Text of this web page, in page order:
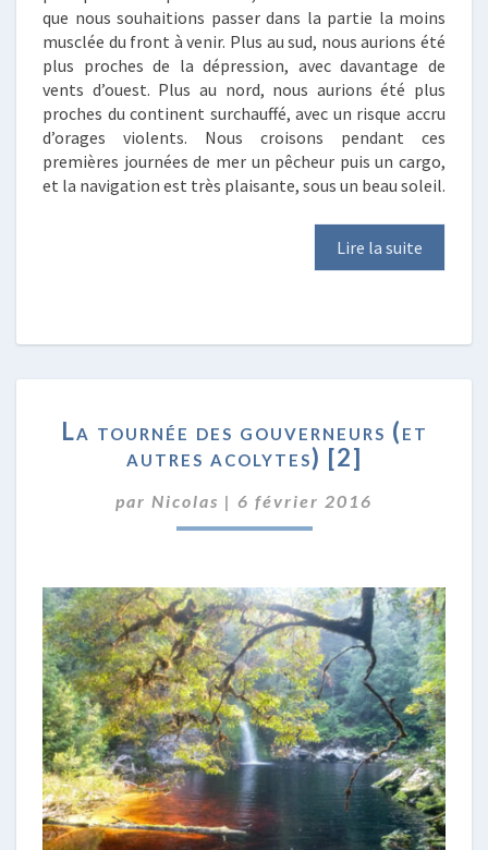
que nous souhaitions passer dans la partie la moins
musclée du front à venir. Plus au sud, nous aurions été
plus proches de la dépression, avec davantage de
vents d’ouest. Plus au nord, nous aurions été plus
proches du continent surchauffé, avec un risque accru
d’orages violents. Nous croisons pendant ces
premières journées de mer un pêcheur puis un cargo,
et la navigation est très plaisante, sous un beau soleil.
Lire la suite
TOURNÉE
DES
(ET
AUTRES
La tournée des gouverneurs (et
autres acolytes) [2]
par Nicolas | 6 février 2016